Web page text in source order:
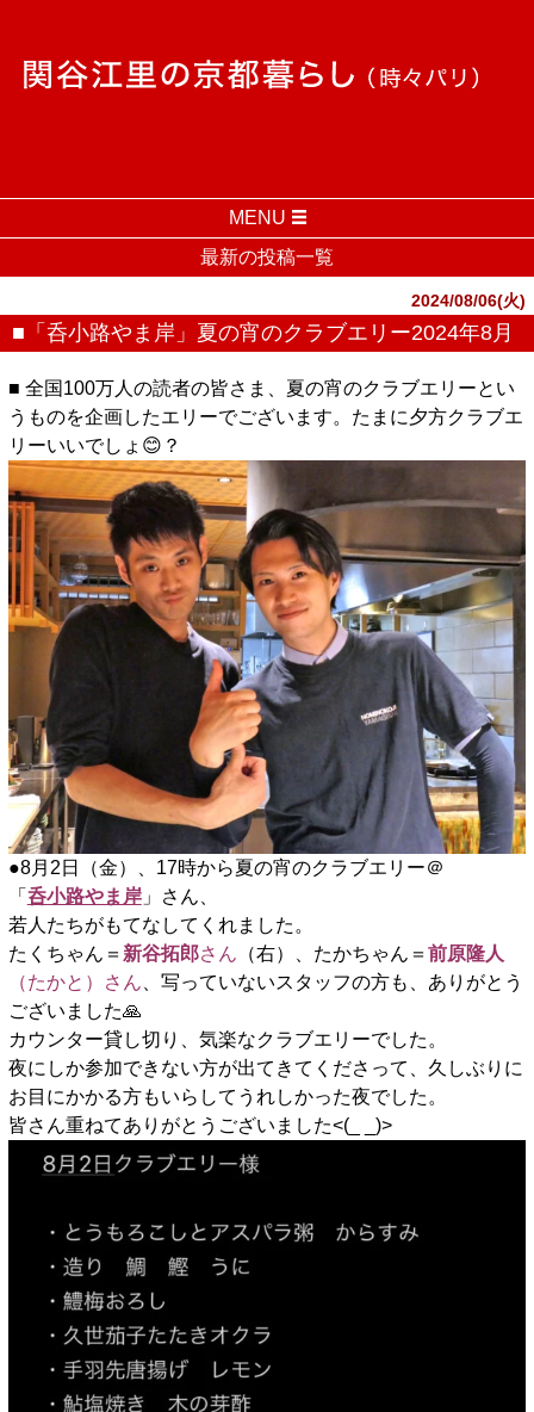
MENU
最新の投稿一覧
2024/08/06(火)
■「呑小路やま岸」夏の宵のクラブエリー2024年8月
■ 全国100万人の読者の皆さま、夏の宵のクラブエリーとい
うものを企画したエリーでございます。たまに夕方クラブエ
リーいいでしょ😊？
●8月2日（金）、17時から夏の宵のクラブエリー＠
「 呑小路やま岸」さん、
若人たちがもてなしてくれました。
たくちゃん＝ 新谷拓郎さん （右）、たかちゃん＝ 前原隆人
（たかと）さん 、写っていないスタッフの方も、ありがとう
ございました🙏
カウンター貸し切り、気楽なクラブエリーでした。
夜にしか参加できない方が出てきてくださって、久しぶりに
お目にかかる方もいらしてうれしかった夜でした。
皆さん重ねてありがとうございました<(_ _)>